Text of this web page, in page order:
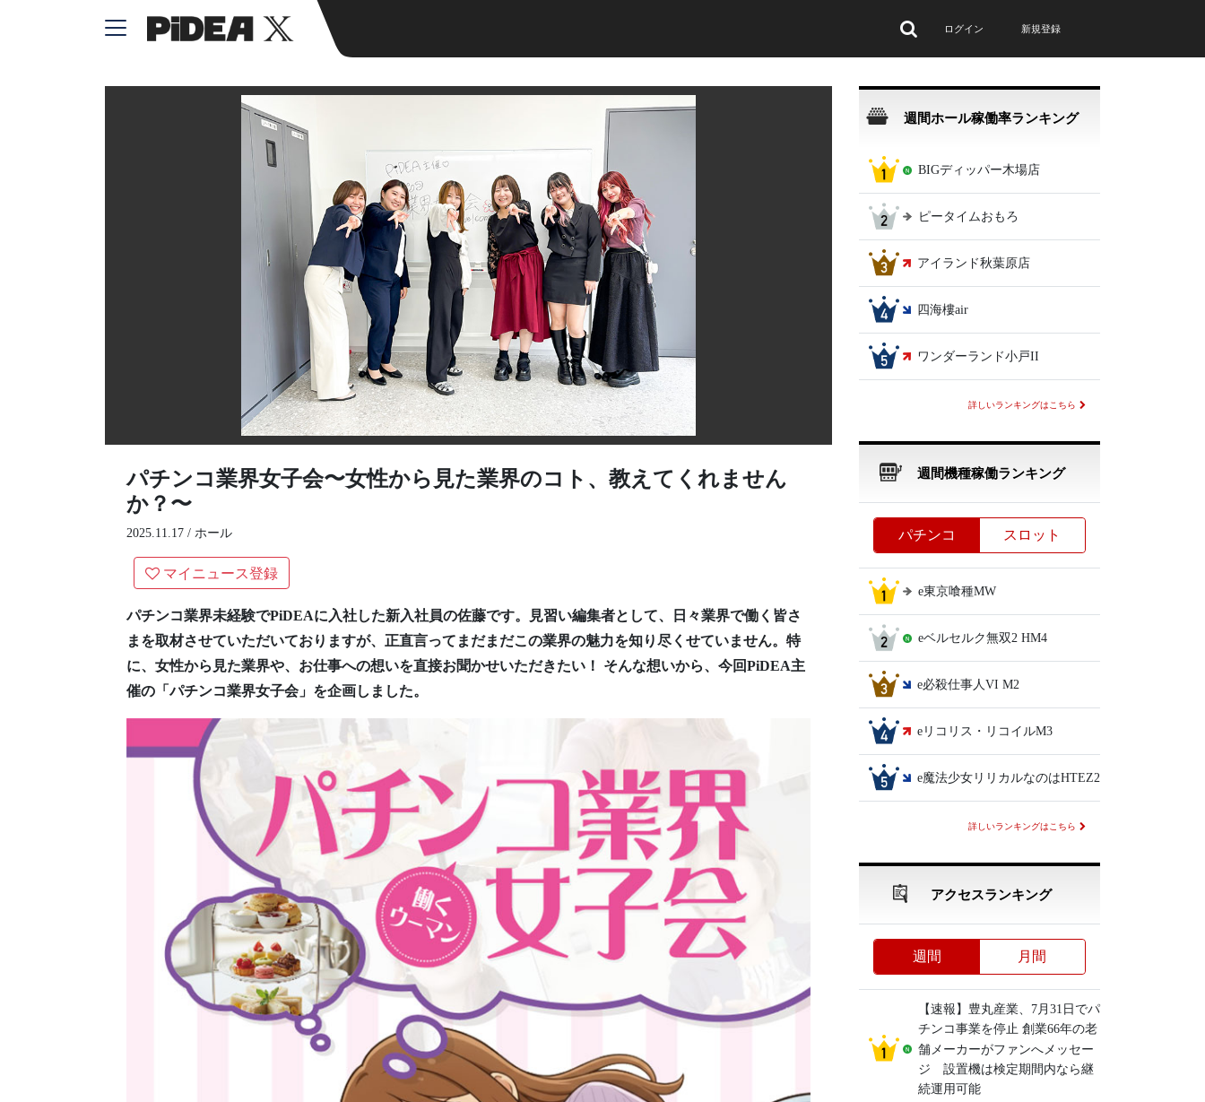
ログイン 新規登録
パチンコ業界女子会〜女性から見た業界のコト、教えてくれません
か？〜
2025.11.17 / ホール
マイニュース登録
パチンコ業界未経験でPiDEAに入社した新入社員の佐藤です。見習い編集者として、日々業界で働く皆さ
まを取材させていただいておりますが、正直言ってまだまだこの業界の魅力を知り尽くせていません。特
に、女性から見た業界や、お仕事への想いを直接お聞かせいただきたい！ そんな想いから、今回PiDEA主
催の「パチンコ業界女子会」を企画しました。
週間ホール稼働率ランキング
BIGディッパー木場店
ピータイムおもろ
アイランド秋葉原店
四海樓air
ワンダーランド小戸II
詳しいランキングはこちら
週間機種稼働ランキング
パチンコ スロット
e東京喰種MW
eベルセルク無双2 HM4
e必殺仕事人VI M2
eリコリス・リコイルM3
e魔法少女リリカルなのはHTEZ2
詳しいランキングはこちら
アクセスランキング
週間 月間
【速報】豊丸産業、7月31日でパ
チンコ事業を停止 創業66年の老
舗メーカーがファンへメッセー
ジ 設置機は検定期間内なら継
続運用可能